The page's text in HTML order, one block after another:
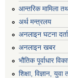
आन्तरिक मामिला
अर्थ मन्त्रलय
अनलाइन घटना
अनलाइन खबर
भौतिक पूर्वाधार
शिक्षा, विज्ञान,